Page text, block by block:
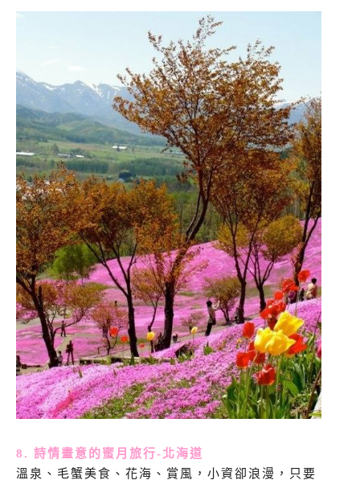
8. 詩情畫意的蜜月旅行-北海道
溫泉、毛蟹美食、花海、賞風，小資卻浪漫，只要